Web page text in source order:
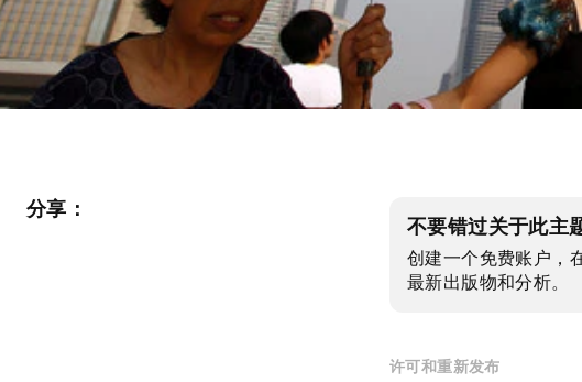
分享：
不要错过关于此主
创建一个免费账户，
最新出版物和分析。
许可和重新发布